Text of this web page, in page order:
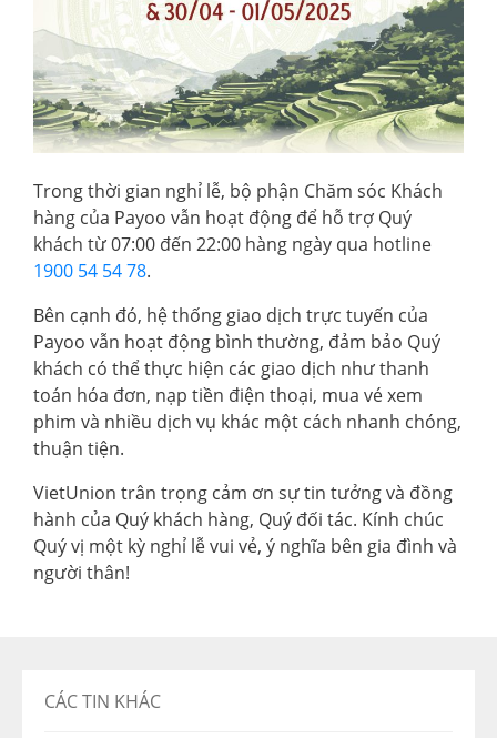
CÁC TIN KHÁC
Trong thời gian nghỉ lễ, bộ phận Chăm sóc Khách
hàng của Payoo vẫn hoạt động để hỗ trợ Quý
khách từ 07:00 đến 22:00 hàng ngày qua hotline
1900 54 54 78.
Bên cạnh đó, hệ thống giao dịch trực tuyến của
Payoo vẫn hoạt động bình thường, đảm bảo Quý
khách có thể thực hiện các giao dịch như thanh
toán hóa đơn, nạp tiền điện thoại, mua vé xem
phim và nhiều dịch vụ khác một cách nhanh chóng,
thuận tiện.
VietUnion trân trọng cảm ơn sự tin tưởng và đồng
hành của Quý khách hàng, Quý đối tác. Kính chúc
Quý vị một kỳ nghỉ lễ vui vẻ, ý nghĩa bên gia đình và
người thân!